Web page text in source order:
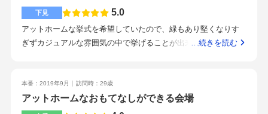
台風が最接近した日でスタッフさんも少ない中でしたが常に笑
顔で対応してくださりました。アテンドさんは常に近くにいた
のですが驚くほど写真に映っていなくて、さすがプロだ～と旦
切にしていただきました。メイクさん、カメラマンさんもとて
も丁寧な方でお二人の姿を見かけるとなぜかとても安心しまし
おばあちゃんも来やすいと思います化粧室、控え室、禁煙室と
ても綺麗で広いです個性を活かしたいアットホームな雰囲気に
したい方おススメです
下見 5.0
アットホームな挙式を希望していたので、緑もあり堅くなりす
ぎずカジュアルな雰囲気の中で挙げることが出来そうでした。
同じ会場内で出来るので、それも魅力的でした。自分たちでオ
リジナルを作ることも出来そうで、今から楽しみです！温かな
雰囲気で、和やかに披露宴が出来そうな会場です。会場内から
…続きを読む
本番：2019年9月 訪問時：29歳
アットホームなおもてなしができる会場